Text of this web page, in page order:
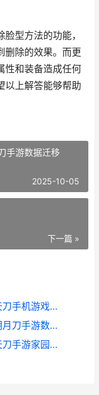
型方法的功能，
删除的效果。而更
性和装备造成任何
以上解答能够帮助
手游数据迁移
2025-10-05
下一篇 »
天刀手机游戏如何删除脸型方法 天刀手机游戏如何退出
天刀手机游戏搬砖如何变现 天涯明月刀手游数据迁移
天刀手机游戏家园物资如何获取 天刀手游家园室内布置图